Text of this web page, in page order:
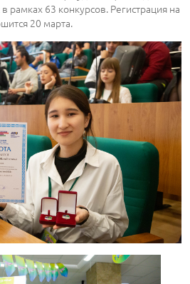
рамках 63 конкурсов. Регистрация на
20 марта.